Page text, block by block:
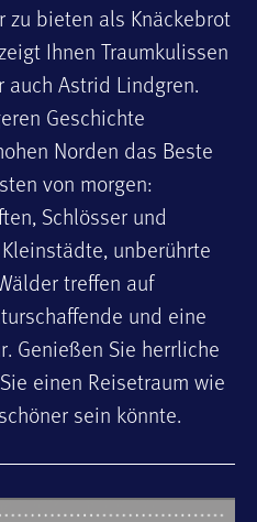
zu bieten als Knäckebrot
Ihnen Traumkulissen
Astrid Lindgren.
Geschichte
Norden das Beste
von morgen:
Schlösser und
unberührte
treffen auf
und eine
Genießen Sie herrliche
einen Reisetraum wie
sein könnte.